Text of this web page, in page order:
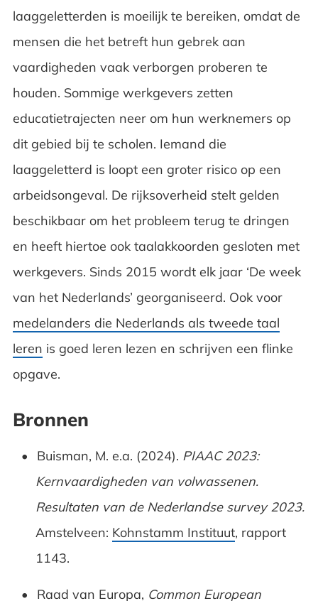
laaggeletterden is moeilijk te bereiken, omdat de
mensen die het betreft hun gebrek aan
vaardigheden vaak verborgen proberen te
houden. Sommige werkgevers zetten
educatietrajecten neer om hun werknemers op
dit gebied bij te scholen. Iemand die
laaggeletterd is loopt een groter risico op een
arbeidsongeval. De rijksoverheid stelt gelden
beschikbaar om het probleem terug te dringen
en heeft hiertoe ook taalakkoorden gesloten met
werkgevers. Sinds 2015 wordt elk jaar ‘De week
van het Nederlands’ georganiseerd. Ook voor
medelanders die Nederlands als tweede taal
leren is goed leren lezen en schrijven een flinke
opgave.
Bronnen
Buisman, M. e.a. (2024). PIAAC 2023:
Kernvaardigheden van volwassenen.
Resultaten van de Nederlandse survey 2023.
Amstelveen: Kohnstamm Instituut, rapport
1143.
Raad van Europa, Common European